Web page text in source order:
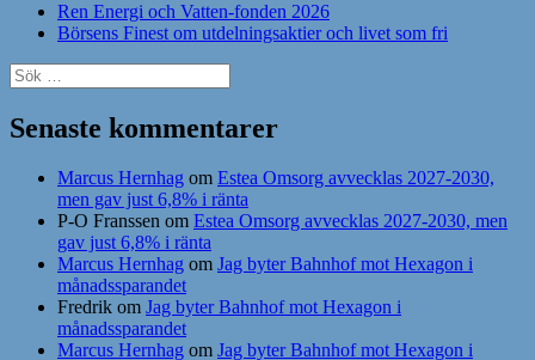
Ren Energi och Vatten-fonden 2026
Börsens Finest om utdelningsaktier och livet som fri
Sök
efter:
Senaste kommentarer
Marcus Hernhag om Estea Omsorg avvecklas 2027-2030,
men gav just 6,8% i ränta
P-O Franssen om Estea Omsorg avvecklas 2027-2030, men
gav just 6,8% i ränta
Marcus Hernhag om Jag byter Bahnhof mot Hexagon i
månadssparandet
Fredrik om Jag byter Bahnhof mot Hexagon i
månadssparandet
Marcus Hernhag om Jag byter Bahnhof mot Hexagon i